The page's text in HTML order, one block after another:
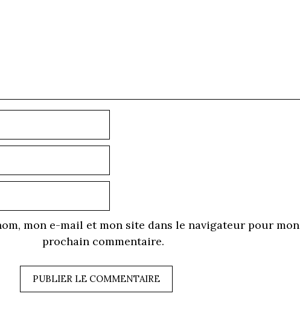
mon e-mail et mon site dans le navigateur pour mon
prochain commentaire.